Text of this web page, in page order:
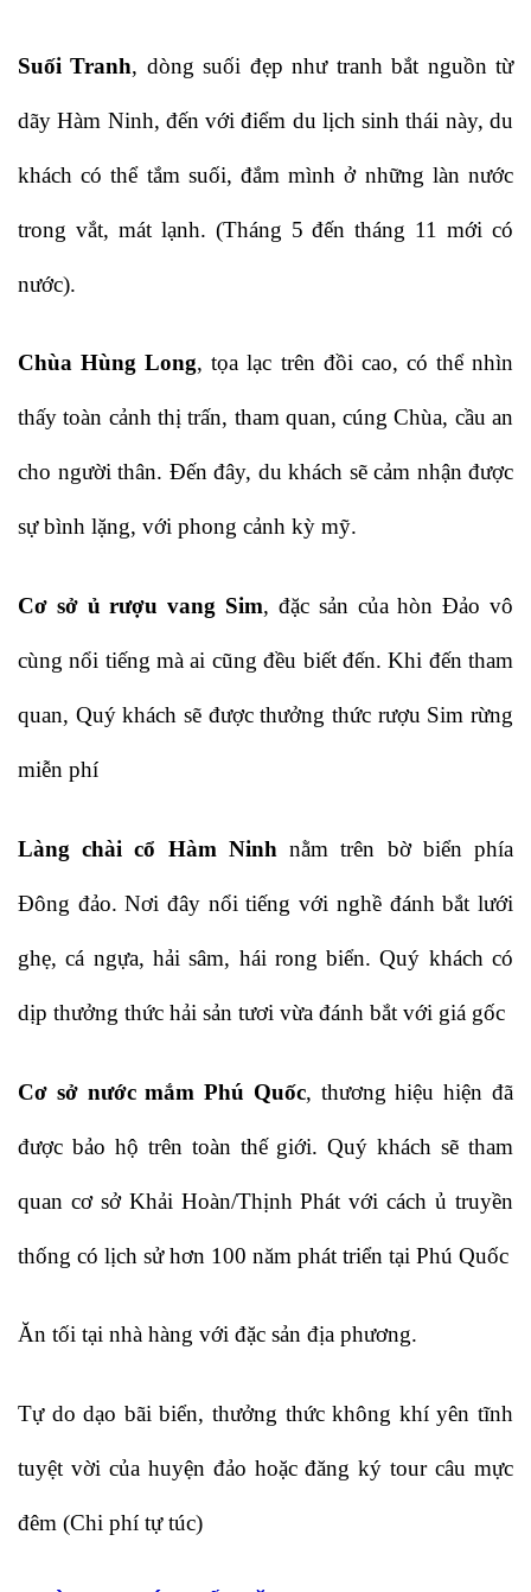
Suối Tranh, dòng suối đẹp như tranh bắt nguồn từ
dãy Hàm Ninh, đến với điểm du lịch sinh thái này, du
khách có thể tắm suối, đắm mình ở những làn nước
trong vắt, mát lạnh. (Tháng 5 đến tháng 11 mới có
nước).
Chùa Hùng Long, tọa lạc trên đồi cao, có thể nhìn
thấy toàn cảnh thị trấn, tham quan, cúng Chùa, cầu an
cho người thân. Đến đây, du khách sẽ cảm nhận được
sự bình lặng, với phong cảnh kỳ mỹ.
Cơ sở ủ rượu vang Sim, đặc sản của hòn Đảo vô
cùng nổi tiếng mà ai cũng đều biết đến. Khi đến tham
quan, Quý khách sẽ được thưởng thức rượu Sim rừng
miễn phí
Làng chài cổ Hàm Ninh nằm trên bờ biển phía
Ðông đảo. Nơi đây nổi tiếng với nghề đánh bắt lưới
ghẹ, cá ngựa, hải sâm, hái rong biển. Quý khách có
dịp thưởng thức hải sản tươi vừa đánh bắt với giá gốc
Cơ sở nước mắm Phú Quốc, thương hiệu hiện đã
được bảo hộ trên toàn thế giới. Quý khách sẽ tham
quan cơ sở Khải Hoàn/Thịnh Phát với cách ủ truyền
thống có lịch sử hơn 100 năm phát triển tại Phú Quốc
Ăn tối tại nhà hàng với đặc sản địa phương.
Tự do dạo bãi biển, thưởng thức không khí yên tĩnh
tuyệt vời của huyện đảo hoặc đăng ký tour câu mực
đêm (Chi phí tự túc)